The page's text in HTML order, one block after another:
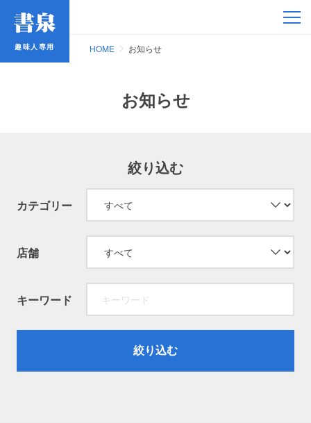
趣味人専用 HOME お知らせ
お知らせ
絞り込む
カテゴリー
店舗
キーワード
絞り込む
趣味人専用
鉄道・バス
コミック・ラノベ